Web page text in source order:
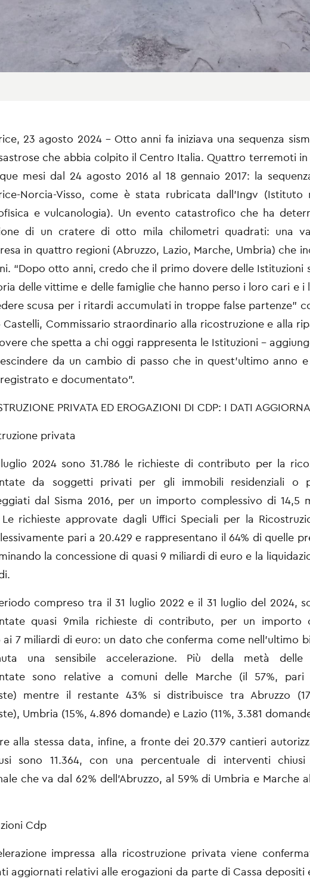
23 agosto 2024 – Otto anni fa iniziava una sequenza
che abbia colpito il Centro Italia. Quattro terremoti
mesi dal 24 agosto 2016 al 18 gennaio 2017: la
Norcia-Visso, come è stata rubricata dall’Ingv (Istituto
e vulcanologia). Un evento catastrofico che ha
di un cratere di otto mila chilometri quadrati: una
in quattro regioni (Abruzzo, Lazio, Marche, Umbria) che
“Dopo otto anni, credo che il primo dovere delle Istituzioni
delle vittime e delle famiglie che hanno perso i loro cari e i
scusa per i ritardi accumulati in troppe false partenze”
Castelli, Commissario straordinario alla ricostruzione e alla
che spetta a chi oggi rappresenta le Istituzioni -
da un cambio di passo che in quest’ultimo anno
e documentato”.
PRIVATA ED EROGAZIONI DI CDP: I DATI
privata
2024 sono 31.786 le richieste di contributo per la
da soggetti privati per gli immobili residenziali o
dal Sisma 2016, per un importo complessivo di 14,5
richieste approvate dagli Uffici Speciali per la
pari a 20.429 e rappresentano il 64% di quelle
la concessione di quasi 9 miliardi di euro e la
compreso tra il 31 luglio 2022 e il 31 luglio del 2024,
quasi 9mila richieste di contributo, per un importo
ai 7 miliardi di euro: un dato che conferma come nell’ultimo
una sensibile accelerazione. Più della metà delle
sono relative a comuni delle Marche (il 57%, pari
mentre il restante 43% si distribuisce tra Abruzzo
Umbria (15%, 4.896 domande) e Lazio (11%, 3.381
alla stessa data, infine, a fronte dei 20.379 cantieri
sono 11.364, con una percentuale di interventi
che va dal 62% dell’Abruzzo, al 59% di Umbria e Marche
Cdp
impressa alla ricostruzione privata viene
aggiornati relativi alle erogazioni da parte di Cassa depositi